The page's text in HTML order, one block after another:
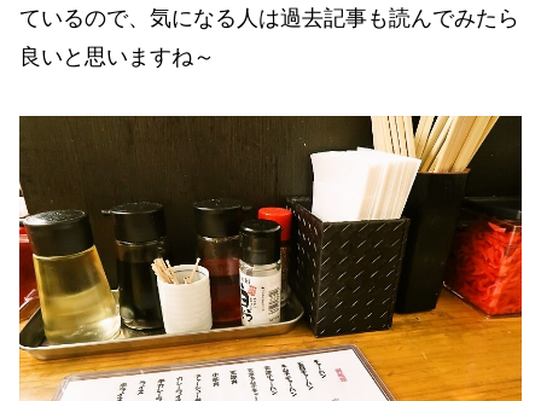
ているので、気になる人は過去記事も読んでみたら
良いと思いますね～